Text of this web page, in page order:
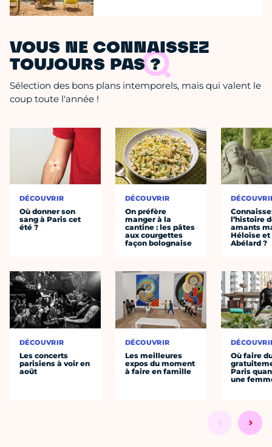
VOUS NE CONNAISSEZ
TOUJOURS PAS ?
Sélection des bons plans intemporels, mais qui valent le
coup toute l'année !
DÉCOUVRIR
Où donner son
sang à Paris cet
été ?
DÉCOUVRIR
Les concerts
parisiens à voir en
août
DÉCOUVRIR
On préfère
manger à la
cantine : les pâtes
aux courgettes
façon bolognaise
DÉCOUVRIR
Les meilleures
expos du moment
à faire en famille
l’histoire
amants
Héloïse et
Abélard ?
Où faire
Paris
une